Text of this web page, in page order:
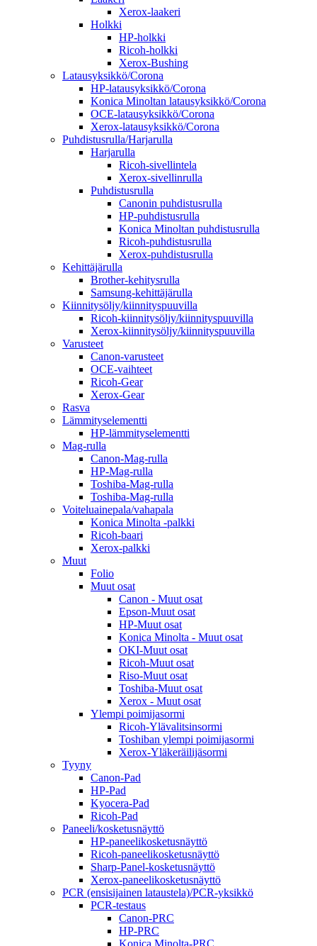
Xerox-laakeri
Holkki
HP-holkki
Ricoh-holkki
Xerox-Bushing
Latausyksikkö/Corona
HP-latausyksikkö/Corona
Konica Minoltan latausyksikkö/Corona
OCE-latausyksikkö/Corona
Xerox-latausyksikkö/Corona
Puhdistusrulla/Harjarulla
Harjarulla
Ricoh-sivellintela
Xerox-sivellinrulla
Puhdistusrulla
Canonin puhdistusrulla
HP-puhdistusrulla
Konica Minoltan puhdistusrulla
Ricoh-puhdistusrulla
Xerox-puhdistusrulla
Kehittäjärulla
Brother-kehitysrulla
Samsung-kehittäjärulla
Kiinnitysöljy/kiinnityspuuvilla
Ricoh-kiinnitysöljy/kiinnityspuuvilla
Xerox-kiinnitysöljy/kiinnityspuuvilla
Varusteet
Canon-varusteet
OCE-vaihteet
Ricoh-Gear
Xerox-Gear
Rasva
Lämmityselementti
HP-lämmityselementti
Mag-rulla
Canon-Mag-rulla
HP-Mag-rulla
Toshiba-Mag-rulla
Toshiba-Mag-rulla
Voiteluainepala/vahapala
Konica Minolta -palkki
Ricoh-baari
Xerox-palkki
Muut
Folio
Muut osat
Canon - Muut osat
Epson-Muut osat
HP-Muut osat
Konica Minolta - Muut osat
OKI-Muut osat
Ricoh-Muut osat
Riso-Muut osat
Toshiba-Muut osat
Xerox - Muut osat
Ylempi poimijasormi
Ricoh-Ylävalitsinsormi
Toshiban ylempi poimijasormi
Xerox-Yläkeräilijäsormi
Tyyny
Canon-Pad
HP-Pad
Kyocera-Pad
Ricoh-Pad
Paneeli/kosketusnäyttö
HP-paneelikosketusnäyttö
Ricoh-paneelikosketusnäyttö
Sharp-Panel-kosketusnäyttö
Xerox-paneelikosketusnäyttö
PCR (ensisijainen lataustela)/PCR-yksikkö
PCR-testaus
Canon-PRC
HP-PRC
Konica Minolta-PRC